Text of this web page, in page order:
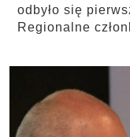
odbyło się
Regionalne